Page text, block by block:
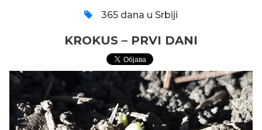
365 dana u Srbiji
KROKUS – PRVI DANI